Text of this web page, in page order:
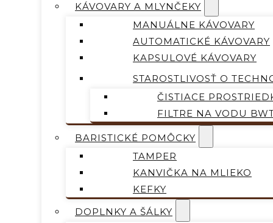
KÁVOVARY A MLYNČEKY
MANUÁLNE KÁVOVARY
AUTOMATICKÉ KÁVOVARY
KAPSULOVÉ KÁVOVARY
STAROSTLIVOSŤ O
ČISTIACE
FILTRE NA VODU
BARISTICKÉ POMÔCKY
TAMPER
KANVIČKA NA MLIEKO
KEFKY
DOPLNKY A ŠÁLKY